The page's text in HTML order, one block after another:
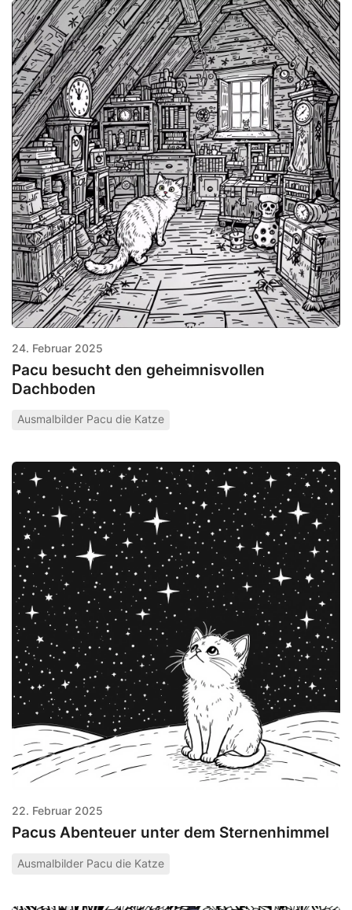
24. Februar 2025
Pacu besucht den geheimnisvollen
Dachboden
Ausmalbilder Pacu die Katze
22. Februar 2025
Pacus Abenteuer unter dem Sternenhimmel
Ausmalbilder Pacu die Katze